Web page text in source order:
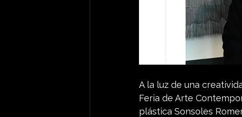
A la luz de una
Feria de Arte
plástica Sonsoles